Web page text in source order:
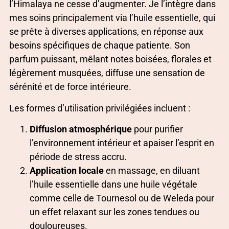
l’Himalaya ne cesse d’augmenter. Je l’intègre dans
mes soins principalement via l’huile essentielle, qui
se prête à diverses applications, en réponse aux
besoins spécifiques de chaque patiente. Son
parfum puissant, mêlant notes boisées, florales et
légèrement musquées, diffuse une sensation de
sérénité et de force intérieure.
Les formes d’utilisation privilégiées incluent :
Diffusion atmosphérique pour purifier
l’environnement intérieur et apaiser l’esprit en
période de stress accru.
Application localeen massage, en diluant
l’huile essentielle dans une huile végétale
comme celle de Tournesol ou de Weleda pour
un effet relaxant sur les zones tendues ou
douloureuses.